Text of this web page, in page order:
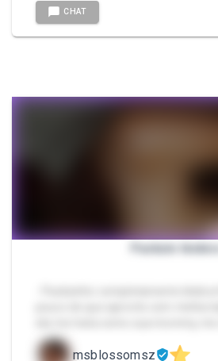
CHAT
Packzin lésbico
msblossomsz